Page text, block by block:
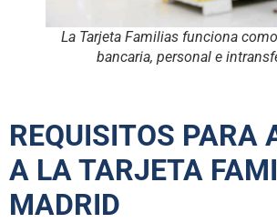
La Tarjeta Familias funciona
bancaria, personal e
REQUISITOS PARA
A LA TARJETA
MADRID